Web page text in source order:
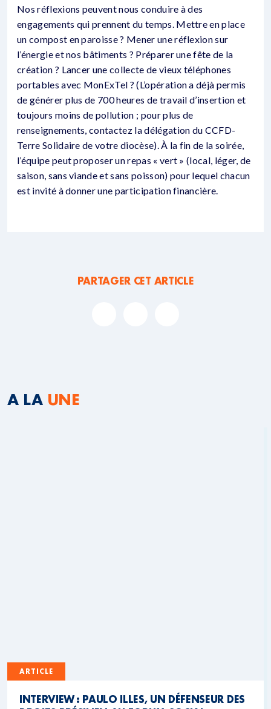
Nos réflexions peuvent nous conduire à des
engagements qui prennent du temps. Mettre en place
un compost en paroisse ? Mener une réflexion sur
l’énergie et nos bâtiments ? Préparer une fête de la
création ? Lancer une collecte de vieux téléphones
portables avec MonExTel ? (L’opération a déjà permis
de générer plus de 700 heures de travail d’insertion et
toujours moins de pollution ; pour plus de
renseignements, contactez la délégation du CCFD-
Terre Solidaire de votre diocèse). À la fin de la soirée,
l’équipe peut proposer un repas « vert » (local, léger, de
saison, sans viande et sans poisson) pour lequel chacun
est invité à donner une participation financière.
PARTAGER CET ARTICLE
A LA UNE
ARTICLE
INTERVIEW : PAULO ILLES, UN DÉFENSEUR DES